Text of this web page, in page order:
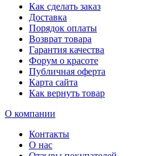
Как сделать заказ
Доставка
Порядок оплаты
Возврат товара
Гарантия качества
Форум о красоте
Публичная оферта
Карта сайта
Как вернуть товар
О компании
Контакты
О нас